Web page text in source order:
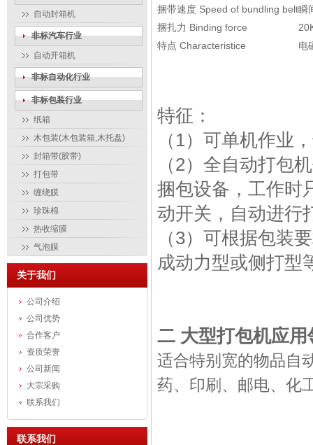
自动封箱机
非标汽车行业
自动开箱机
非标自动化行业
非标包装行业
纸箱
木包装(木包装箱,木托盘)
封箱带(胶带)
打包带
缠绕膜
珍珠棉
热收缩膜
气泡膜
关于我们
公司介绍
公司优势
合作客户
资质荣誉
公司新闻
大宗采购
联系我们
联系我们
捆带速度 Speed of bundling belt瞬
捆扎力 Binding force
特点 Characteristice
电
特征：
（1）可单机作业
（2）全自动打包
捆包设备，工作时
动开关，自动进行
（3）可根据包装
成动力型或侧打型
二 大型打包机应用
适合特别宽的物品自
药、印刷、邮电、化